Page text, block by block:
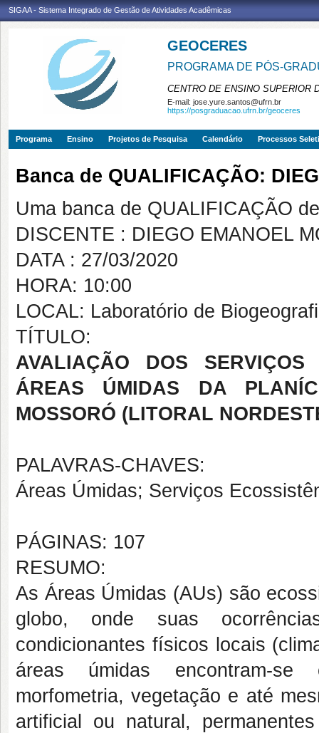
SIGAA - Sistema Integrado de Gestão de Atividades Acadêmicas
GEOCERES
PROGRAMA DE PÓS-
CENTRO DE ENSINO SUPERIOR
E-mail: jose.yure.santos@ufrn.br
https://posgraduacao.ufrn.br/geoceres
Programa Ensino Projetos de Pesquisa Calendário Processos
Banca de QUALIFICAÇÃO:
Uma banca de QUALIFICAÇÃO
DISCENTE : DIEGO EMANOEL
DATA : 27/03/2020
HORA: 10:00
LOCAL: Laboratório de
TÍTULO:
AVALIAÇÃO DOS SERVIÇOS
ÁREAS ÚMIDAS DA
MOSSORÓ (LITORAL
PALAVRAS-CHAVES:
Áreas Úmidas; Serviços
PÁGINAS: 107
RESUMO:
As Áreas Úmidas (AUs) são
globo, onde suas
condicionantes físicos locais
áreas úmidas encontram-se
morfometria, vegetação e até
artificial ou natural,